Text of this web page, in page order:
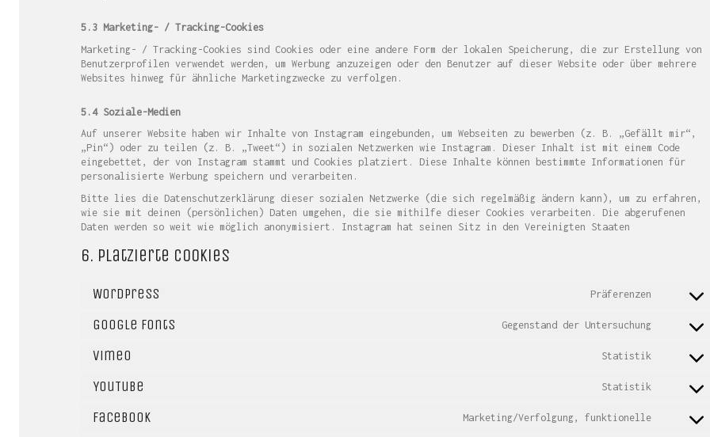
5.3 Marketing- / Tracking-Cookies
Marketing- / Tracking-Cookies sind Cookies oder eine andere Form der lokalen Speicherung, die zur Erstellung von
Benutzerprofilen verwendet werden, um Werbung anzuzeigen oder den Benutzer auf dieser Website oder über mehrere
Websites hinweg für ähnliche Marketingzwecke zu verfolgen.
5.4 Soziale-Medien
Auf unserer Website haben wir Inhalte von Instagram eingebunden, um Webseiten zu bewerben (z. B. „Gefällt mir“,
„Pin“) oder zu teilen (z. B. „Tweet“) in sozialen Netzwerken wie Instagram. Dieser Inhalt ist mit einem Code
eingebettet, der von Instagram stammt und Cookies platziert. Diese Inhalte können bestimmte Informationen für
personalisierte Werbung speichern und verarbeiten.
Bitte lies die Datenschutzerklärung dieser sozialen Netzwerke (die sich regelmäßig ändern kann), um zu erfahren,
wie sie mit deinen (persönlichen) Daten umgehen, die sie mithilfe dieser Cookies verarbeiten. Die abgerufenen
Daten werden so weit wie möglich anonymisiert. Instagram hat seinen Sitz in den Vereinigten Staaten
6. Platzierte Cookies
WordPress Präferenzen
Consent
service
Google Fonts Gegenstand der Untersuchung
Consent
service
fonts
Vimeo Statistik
Consent
service
YouTube Statistik
Consent
service
Facebook Marketing/Verfolgung, funktionelle
Consent